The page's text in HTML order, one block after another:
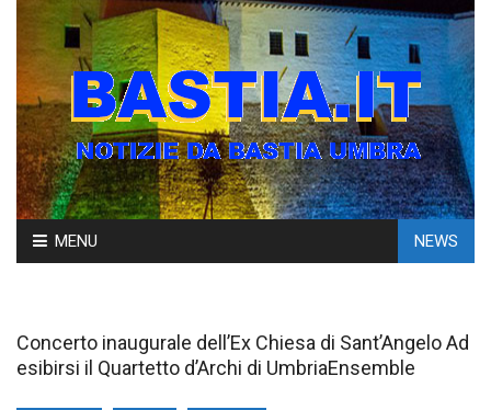
Skip
to
MENU NEWS
Concerto inaugurale dell’Ex Chiesa di Sant’Angelo Ad
esibirsi il Quartetto d’Archi di UmbriaEnsemble